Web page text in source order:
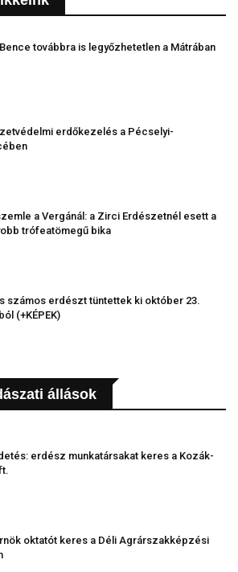
továbbra is legyőzhetetlen a Mátrában
erdőkezelés a Pécselyi-
a Vergánál: a Zirci Erdészetnél esett a
trófeatömegű bika
számos erdészt tüntettek ki október 23.
(+KÉPEK)
állások
erdész munkatársakat keres a Kozák-
oktatót keres a Déli Agrárszakképzési